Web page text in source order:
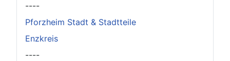
----
Pforzheim Stadt & Stadtteile
Enzkreis
----